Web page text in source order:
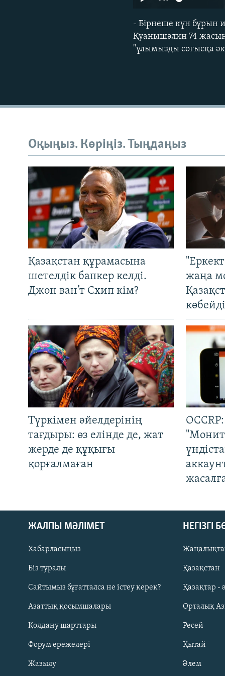
Русский
ЖАЗЫЛЫҢЫЗ
- Бірнеше күн бұрын
Қуанышәлин 74
"ұлымызды соғысқа
Оқыңыз. Көріңіз. Тыңдаңыз
Қазақстан құрамасына
шетелдік бапкер келді.
Джон ван’т Схип кім?
жаңа
Түркімен әйелдерінің
тағдыры: өз елінде де, жат
жерде де құқығы
қорғалмаған
ЖАЛПЫ МӘЛІМЕТ
Хабарласыңыз
Біз туралы
Сайтымыз бұғатталса не істеу керек?
Азаттық қосымшалары
Қолдану шарттары
Форум ережелері
Жазылу
НЕГІЗГІ
Қазақстан
Қазақтар -
Орталық
Ресей
Қытай
Әлем